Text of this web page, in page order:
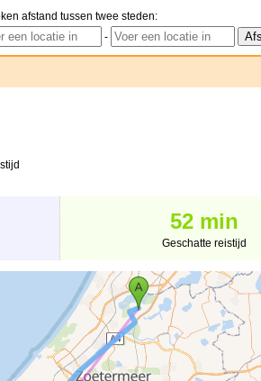
afstand tussen twee steden:
-
52 min
Geschatte reistijd